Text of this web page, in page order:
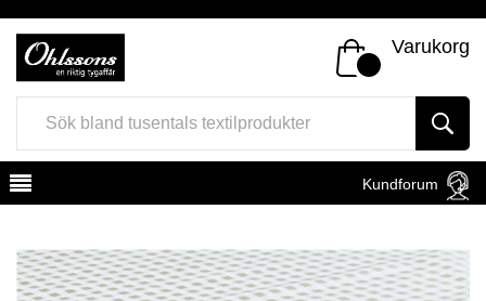
Varukorg
Kundforum